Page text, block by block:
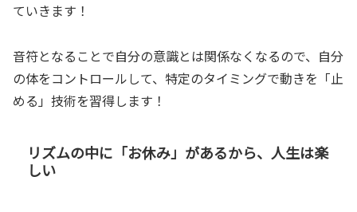
ていきます！
音符となることで自分の意識とは関係なくなるので、自分
の体をコントロールして、特定のタイミングで動きを「止
める」技術を習得します！
リズムの中に「お休み」があるから、人生は楽
しい